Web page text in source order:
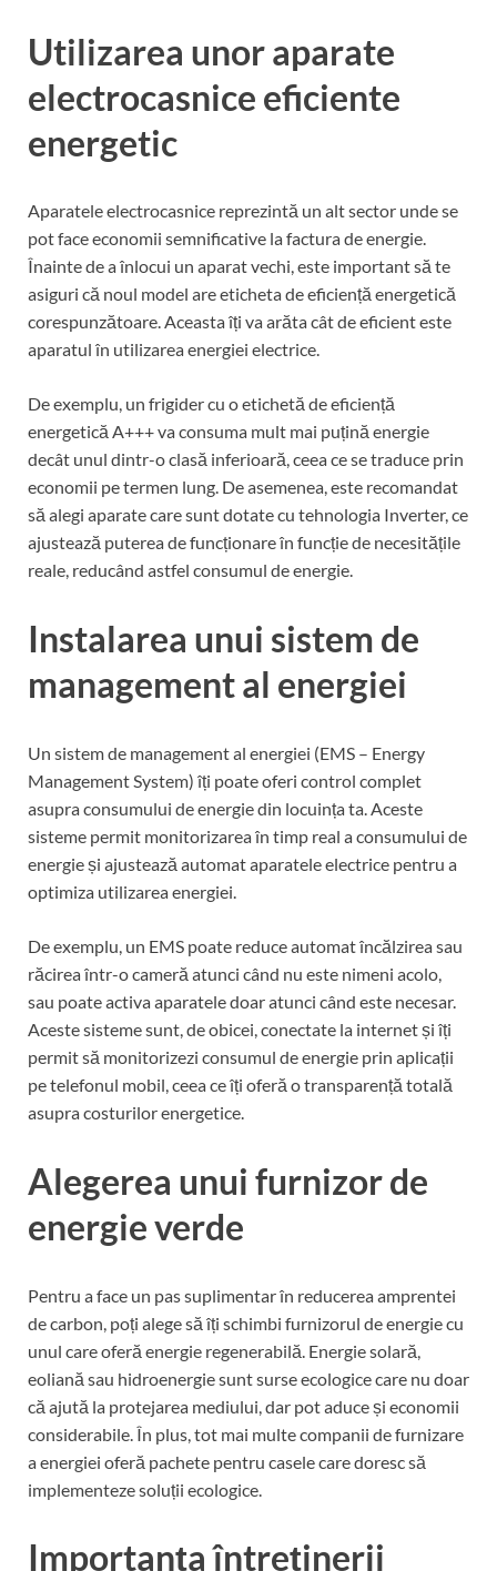
Utilizarea unor aparate
electrocasnice eficiente
energetic
Aparatele electrocasnice reprezintă un alt sector unde se
pot face economii semnificative la factura de energie.
Înainte de a înlocui un aparat vechi, este important să te
asiguri că noul model are eticheta de eficiență energetică
corespunzătoare. Aceasta îți va arăta cât de eficient este
aparatul în utilizarea energiei electrice.
De exemplu, un frigider cu o etichetă de eficiență
energetică A+++ va consuma mult mai puțină energie
decât unul dintr-o clasă inferioară, ceea ce se traduce prin
economii pe termen lung. De asemenea, este recomandat
să alegi aparate care sunt dotate cu tehnologia Inverter, ce
ajustează puterea de funcționare în funcție de necesitățile
reale, reducând astfel consumul de energie.
Instalarea unui sistem de
management al energiei
Un sistem de management al energiei (EMS – Energy
Management System) îți poate oferi control complet
asupra consumului de energie din locuința ta. Aceste
sisteme permit monitorizarea în timp real a consumului de
energie și ajustează automat aparatele electrice pentru a
optimiza utilizarea energiei.
De exemplu, un EMS poate reduce automat încălzirea sau
răcirea într-o cameră atunci când nu este nimeni acolo,
sau poate activa aparatele doar atunci când este necesar.
Aceste sisteme sunt, de obicei, conectate la internet și îți
permit să monitorizezi consumul de energie prin aplicații
pe telefonul mobil, ceea ce îți oferă o transparență totală
asupra costurilor energetice.
Alegerea unui furnizor de
energie verde
Pentru a face un pas suplimentar în reducerea amprentei
de carbon, poți alege să îți schimbi furnizorul de energie cu
unul care oferă energie regenerabilă. Energie solară,
eoliană sau hidroenergie sunt surse ecologice care nu doar
că ajută la protejarea mediului, dar pot aduce și economii
considerabile. În plus, tot mai multe companii de furnizare
a energiei oferă pachete pentru casele care doresc să
implementeze soluții ecologice.
Importanța întreținerii